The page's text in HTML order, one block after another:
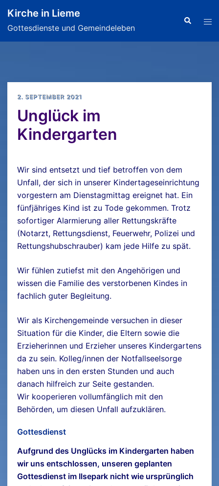
Inhalt
springen
Kirche in Lieme
Gottesdienste und Gemeindeleben
Search
2. SEPTEMBER 2021
Unglück im
Kindergarten
Wir sind entsetzt und tief betroffen von dem
Unfall, der sich in unserer Kindertageseinrichtung
vorgestern am Dienstagmittag ereignet hat. Ein
fünfjähriges Kind ist zu Tode gekommen. Trotz
sofortiger Alarmierung aller Rettungskräfte
(Notarzt, Rettungsdienst, Feuerwehr, Polizei und
Rettungshubschrauber) kam jede Hilfe zu spät.
Wir fühlen zutiefst mit den Angehörigen und
wissen die Familie des verstorbenen Kindes in
fachlich guter Begleitung.
Wir als Kirchengemeinde versuchen in dieser
Situation für die Kinder, die Eltern sowie die
Erzieherinnen und Erzieher unseres Kindergartens
da zu sein. Kolleg/innen der Notfallseelsorge
haben uns in den ersten Stunden und auch
danach hilfreich zur Seite gestanden.
Wir kooperieren vollumfänglich mit den
Behörden, um diesen Unfall aufzuklären.
Gottesdienst
Aufgrund des Unglücks im Kindergarten haben
wir uns entschlossen, unseren geplanten
Gottesdienst im Ilsepark nicht wie ursprünglich